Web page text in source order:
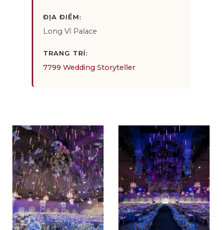
ĐỊA ĐIỂM:
Long Vĩ Palace
TRANG TRÍ:
7799 Wedding Storyteller